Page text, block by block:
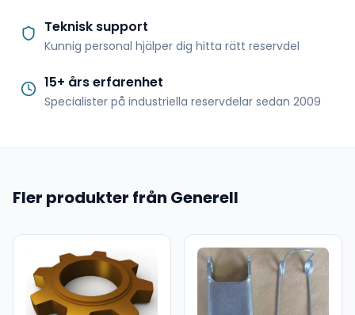
Teknisk support
Kunnig personal hjälper dig hitta rätt reservdel
15+ års erfarenhet
Specialister på industriella reservdelar sedan 2009
Fler produkter från Generell